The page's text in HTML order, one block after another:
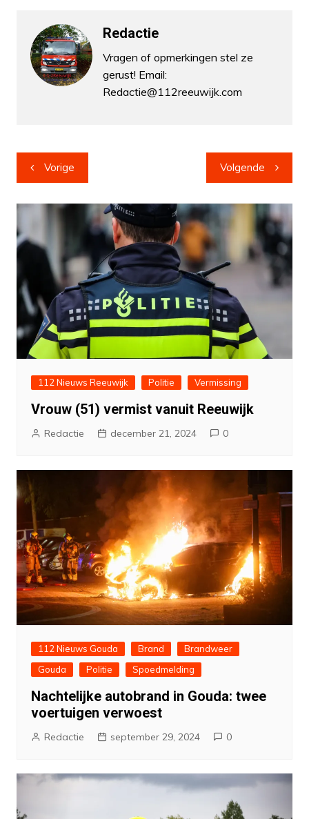
Redactie
Vragen of opmerkingen stel ze
gerust! Email:
Redactie@112reeuwijk.com
Bericht
navigatie
Vorige Volgende
112 Nieuws Reeuwijk Politie Vermissing
Vrouw (51) vermist vanuit Reeuwijk
Redactie december 21, 2024 0
112 Nieuws Gouda Brand
Brandweer
Gouda
Politie Spoedmelding
Nachtelijke autobrand in Gouda: twee
voertuigen verwoest
Redactie september 29, 2024 0